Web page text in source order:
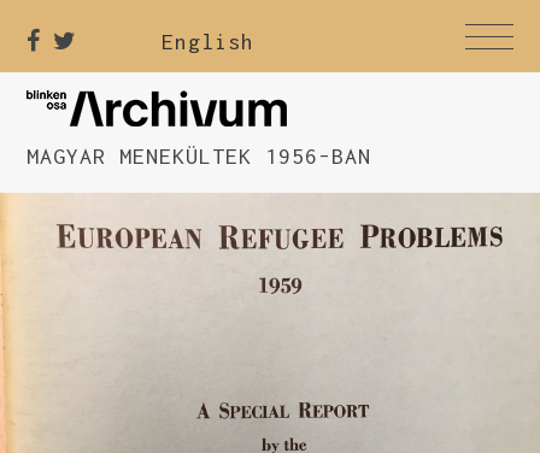
English
MAGYAR MENEKÜLTEK 1956-BAN